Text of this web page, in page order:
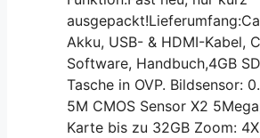
Akku, USB- & HDMI-Kabel,
Software, Handbuch,4GB
Tasche in OVP. Bildsensor:
5M CMOS Sensor X2
Karte bis zu 32GB Zoom: